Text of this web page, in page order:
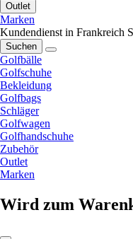
Outlet
Marken
Kundendienst in Frankreich
Suchen
Golfbälle
Golfschuhe
Bekleidung
Golfbags
Schläger
Golfwagen
Golfhandschuhe
Zubehör
Outlet
Marken
Wird zum